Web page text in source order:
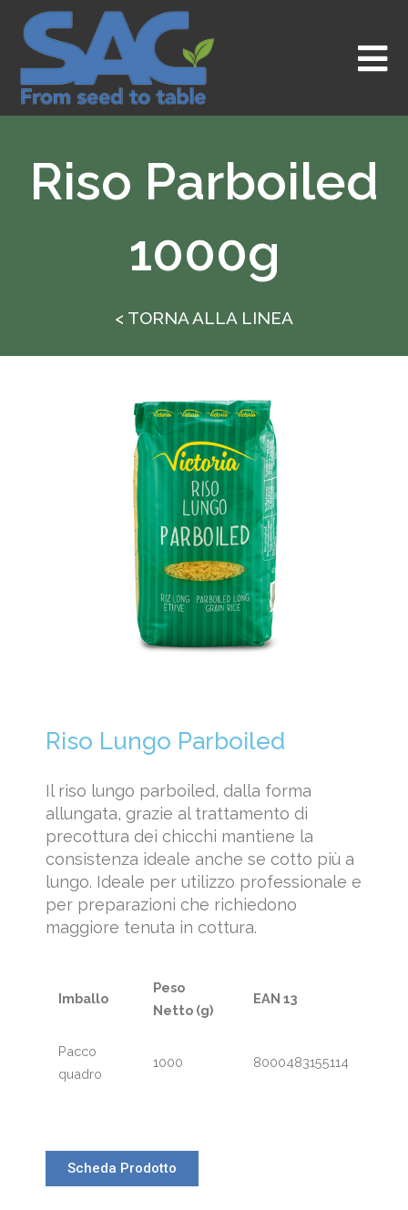
contenuto
Riso Parboiled
1000g
< TORNA ALLA LINEA
Riso Lungo Parboiled
Il riso lungo parboiled, dalla forma
allungata, grazie al trattamento di
precottura dei chicchi mantiene la
consistenza ideale anche se cotto più a
lungo. Ideale per utilizzo professionale e
per preparazioni che richiedono
maggiore tenuta in cottura.
Imballo
Peso
Netto (g)
EAN 13
Pacco
quadro
1000 8000483155114
Scheda Prodotto